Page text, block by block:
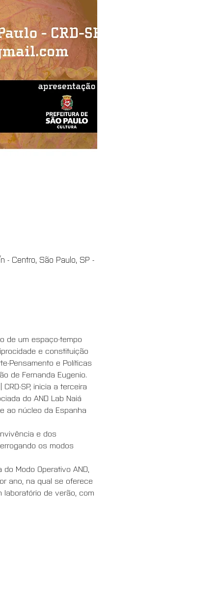
- Centro, São Paulo, SP -
de um espaço-tempo
e constituição
Pensamento e Políticas
de Fernanda Eugenio.
SP, inicia a terceira
do AND Lab Naiá
ao núcleo da Espanha
e dos
os modos
Modo Operativo AND,
ano, na qual se oferece
de verão, com